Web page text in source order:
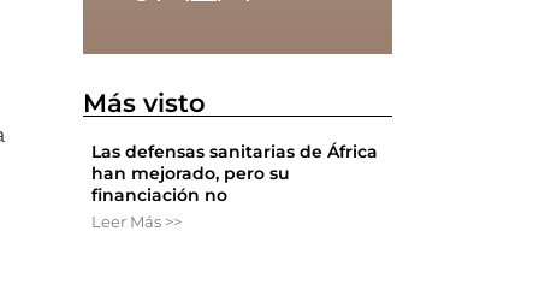
Más visto
Las defensas sanitarias de África
han mejorado, pero su
financiación no
Leer Más >>